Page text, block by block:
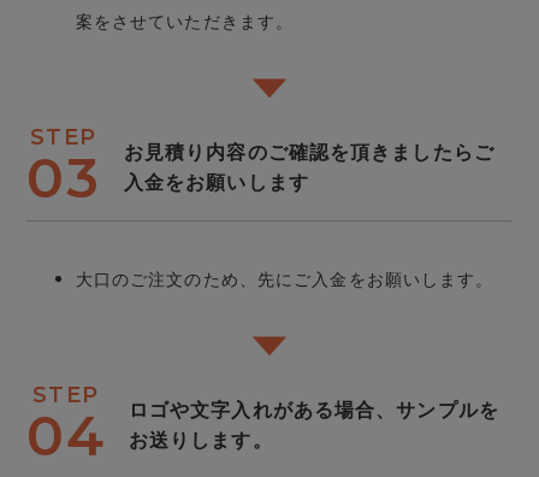
案をさせていただきます。
STEP
03
お見積り内容のご確認を頂きましたらご
入金をお願いします
大口のご注文のため、先にご入金をお願いします。
STEP
04
ロゴや文字入れがある場合、サンプルを
お送りします。